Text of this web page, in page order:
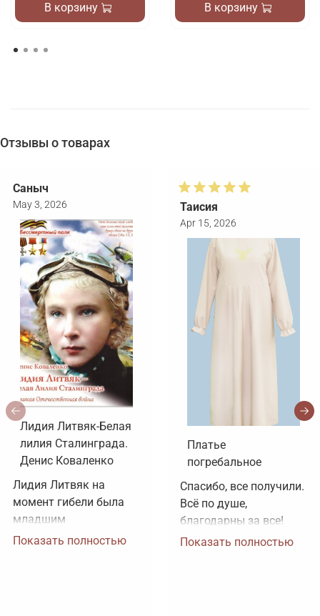
В корзину В корзину
Отзывы о товарах
Саныч
May 3, 2026
Лидия Литвяк-Белая
лилия Сталинграда.
Денис Коваленко
Лидия Литвяк на
момент гибели была
младшим
лейтенантом.
Показать полностью
Таисия
Apr 15, 2026
Платье
погребальное
Спасибо, все получили.
Всё по душе,
благодарны за все!
Показать полностью